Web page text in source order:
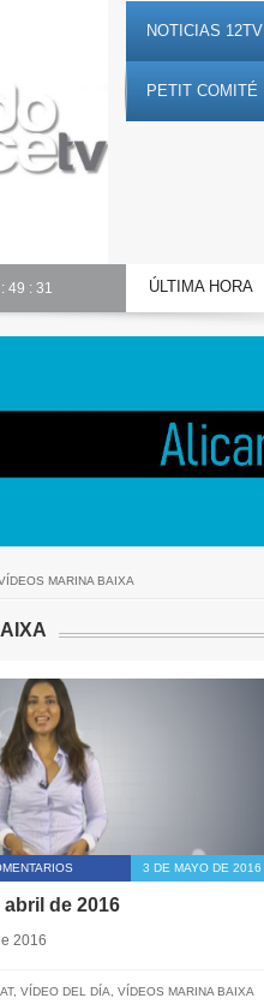
NOTICIAS 12TV
PETIT COMITÉ
: 49 : 32 ÚLTIMA HORA
MARINA BAIXA
3 DE MAYO DE 2016
abril de 2016
2016
, VÍDEO DEL DÍA VÍDEOS MARINA BAIXA